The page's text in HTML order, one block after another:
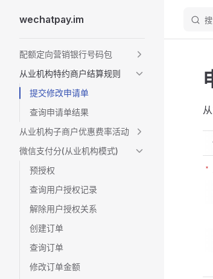
Skip to content
wechatpay.im
配额定向营销银行号码包
从业机构特约商户结算规则
提交修改申请单
查询申请单结果
从业机构子商户优惠费率活动
微信支付分(从业机构模式)
预授权
查询用户授权记录
解除用户授权关系
创建订单
查询订单
修改订单金额